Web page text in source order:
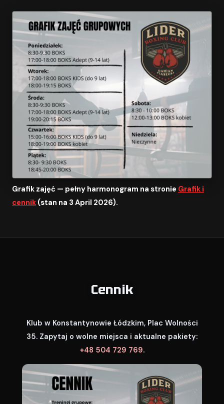
Grafik zajęć — pełny harmonogram na stronie Grafik i
cennik (stan na 3 April 2026).
Cennik
Klub w Konstantynowie Łódzkim, Plac Wolności
35. Zapytaj o wolne miejsca i aktualne pakiety:
+48 504 729 769.